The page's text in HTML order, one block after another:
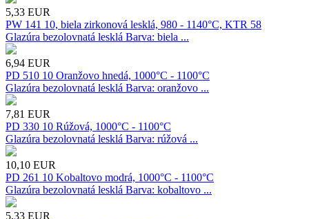
5,33 EUR
PW 141 10, biela zirkonová lesklá, 980 - 1140°C, KTR 58
Glazúra bezolovnatá lesklá Barva: biela ...
6,94 EUR
PD 510 10 Oranžovo hnedá, 1000°C - 1100°C
Glazúra bezolovnatá lesklá Barva: oranžovo ...
7,81 EUR
PD 330 10 Rúžová, 1000°C - 1100°C
Glazúra bezolovnatá lesklá Barva: rúžová ...
10,10 EUR
PD 261 10 Kobaltovo modrá, 1000°C - 1100°C
Glazúra bezolovnatá lesklá Barva: kobaltovo ...
5,33 EUR